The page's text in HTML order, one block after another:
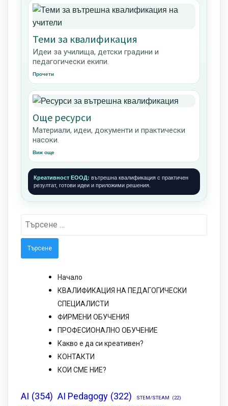
Теми за квалификация
Идеи за училища, детски градини и
педагогически екипи.
Прочети
Още ресурси
Материали, идеи, документи и практически
насоки.
Виж още
Креативност ЕООД: вътрешна квалификация с практичен
резултат, готови идеи и приложими решения.
Търсене
Начало
КВАЛИФИКАЦИЯ НА ПЕДАГОГИЧЕСКИ
СПЕЦИАЛИСТИ
ФИРМЕНИ ОБУЧЕНИЯ
ПРОФЕСИОНАЛНО ОБУЧЕНИЕ
Какво е да си креативен?
КОНТАКТИ
КОИ СМЕ НИЕ?
AI (354) AI Pedagogy (322) STEM/STEAM (22)